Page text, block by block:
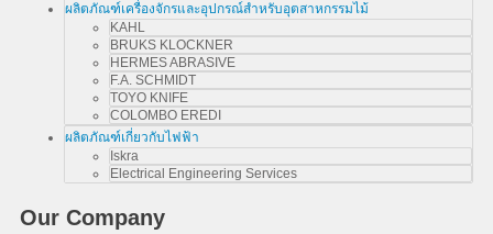
ผลิตภัณฑ์เครื่องจักรและอุปกรณ์สำหรับอุตสาหกรรมไม้
KAHL
BRUKS KLOCKNER
HERMES ABRASIVE
F.A. SCHMIDT
TOYO KNIFE
COLOMBO EREDI
ผลิตภัณฑ์เกี่ยวกับไฟฟ้า
Iskra
Electrical Engineering Services
Our Company